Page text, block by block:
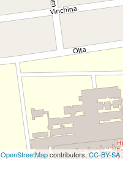
OpenStreetMapcontributors, CC-BY-SA